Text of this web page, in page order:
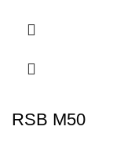
RSB M50